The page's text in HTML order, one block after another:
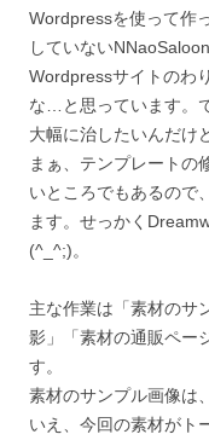
Wordpressを使って作
していない
Wordpressサイトのわ
な…と思っています。
大幅に治したいんだけ
まぁ、テンプレートの
いところでもあるので
ます。せっかく
(^_^;)。
主な作業は「素材のサ
影」「素材の通販ペー
す。
素材のサンプル画像は
いえ、今回の素材がト